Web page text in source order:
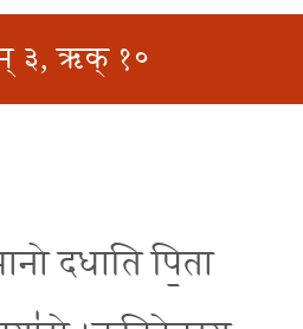
३, ऋक् १०
दधाति पि॒ता